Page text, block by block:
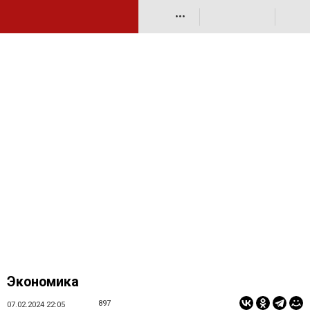
•••
Экономика
07.02.2024 22:05 897